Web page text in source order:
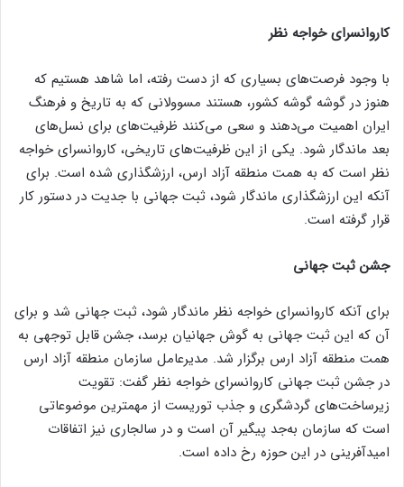
کاروانسرای خواجه نظر
با وجود فرصت‌های بسیاری که از دست رفته، اما شاهد هستیم که
هنوز در گوشه گوشه کشور، هستند مسوولانی که به تاریخ و فرهنگ
ایران اهمیت می‌دهند و سعی می‌کنند ظرفیت‌های برای نسل‌های
بعد ماندگار شود. یکی از این ظرفیت‌های تاریخی، کاروانسرای خواجه
نظر است که به همت منطقه آزاد ارس، ارزشگذاری شده است. برای
آنکه این ارزشگذاری ماندگار شود، ثبت جهانی با جدیت در دستور کار
قرار گرفته است.
جشن ثبت جهانی
برای آنکه کاروانسرای خواجه نظر ماندگار شود، ثبت جهانی شد و برای
آن که این ثبت جهانی به گوش جهانیان برسد، جشن قابل توجهی به
همت منطقه آزاد ارس برگزار شد. مدیرعامل سازمان منطقه آزاد ارس
در جشن ثبت جهانی کاروانسرای خواجه نظر گفت: تقویت
زیرساخت‌های گردشگری و جذب توریست از مهمترین موضوعاتی
است که سازمان به‌جد پیگیر آن است و در سالجاری نیز اتفاقات
امیدآفرینی در این حوزه رخ داده است.